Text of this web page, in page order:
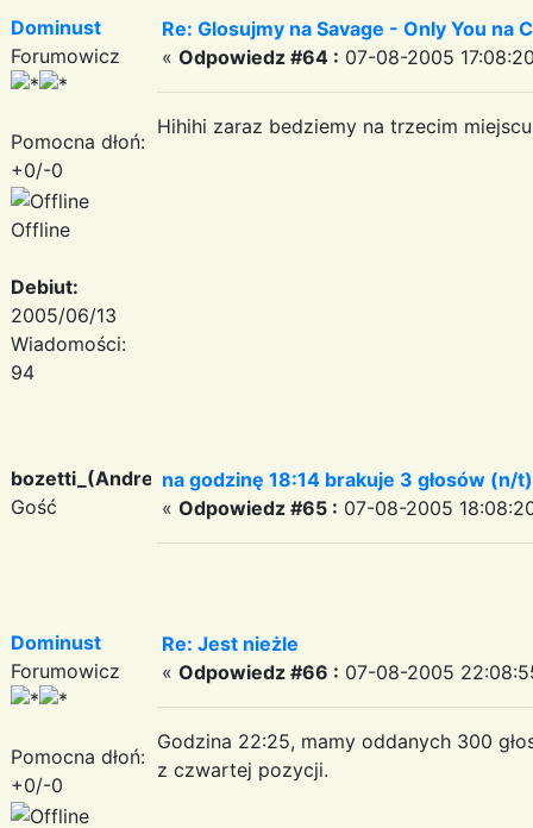
Dominust
Forumowicz
Pomocna dłoń:
+0/-0
Offline
Debiut:
2005/06/13
Wiadomości:
94
Re: Glosujmy na Savage - Only You na
« Odpowiedz #64 : 07-08-2005
Hihihi zaraz bedziemy na trzecim
bozetti_(Andreas)
Gość
na godzinę 18:14 brakuje 3 głosów (n/t)
« Odpowiedz #65 : 07-08-2005
Dominust
Forumowicz
Pomocna dłoń:
+0/-0
Re: Jest nieżle
« Odpowiedz #66 : 07-08-2005
Godzina 22:25, mamy oddanych 300
z czwartej pozycji.